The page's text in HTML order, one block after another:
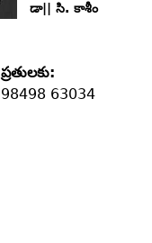
డా|| సి. కాశీం
ప్రతులకు:
98498 63034